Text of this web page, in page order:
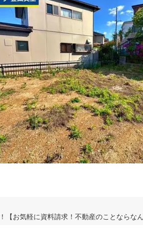
資料をもらう
特徴の似た物件を
お気に入りに追加
【お気軽に資料請求！不動産のことならな